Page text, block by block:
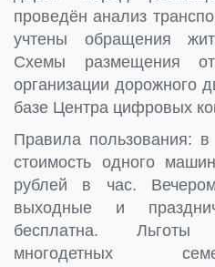
проведён анализ
учтены обращения
Схемы размещения
организации дорожного
базе Центра цифровых
Правила пользования:
стоимость одного
рублей в час.
выходные и
бесплатна.
многодетных